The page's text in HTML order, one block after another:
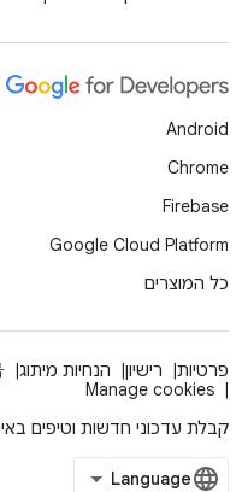
Android
Chrome
Firebase
Google Cloud Platform
כל המוצרים
פרטיות רישיון הנחיות מיתוג
Manage cookies
קבלת עדכוני חדשות וטיפים